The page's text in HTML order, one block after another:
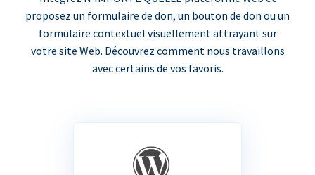
proposez un formulaire de don, un bouton de don ou un
formulaire contextuel visuellement attrayant sur
votre site Web. Découvrez comment nous travaillons
avec certains de vos favoris.